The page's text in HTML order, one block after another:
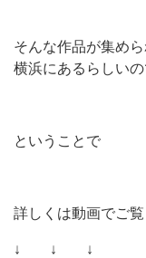
そんな作品が集め
横浜にあるらしい
ということで
詳しくは動画でご
↓ ↓ ↓